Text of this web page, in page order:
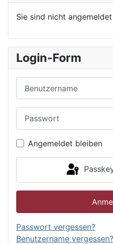
Sie sind nicht angemeldet
Login-Form
Angemeldet bleiben
Passwort vergessen?
Benutzername vergessen?